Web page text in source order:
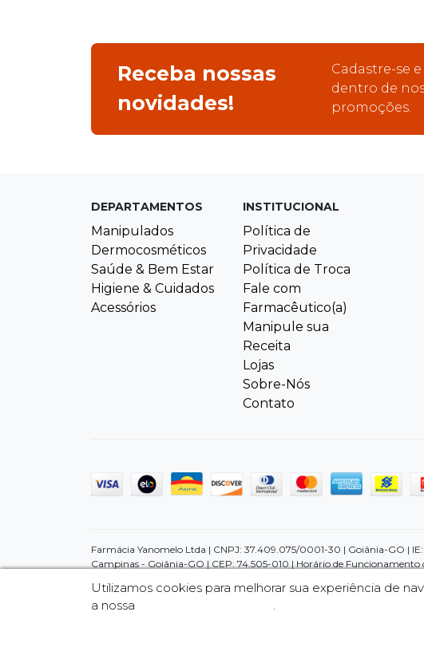
Receba nossas
novidades!
Cadastre-se
dentro de
promoções.
DEPARTAMENTOS
Manipulados
Dermocosméticos
Saúde & Bem Estar
Higiene & Cuidados
Acessórios
INSTITUCIONAL
Política de
Privacidade
Política de Troca
Fale com
Farmacêutico(a)
Manipule sua
Receita
Lojas
Sobre-Nós
Contato
Farmácia Yanomelo Ltda | CNPJ: 37.409.075/0001-30 | Goiânia-GO |
Campinas - Goiânia-GO | CEP: 74.505-010 | Horário de Funcionamento
condições a diagnosticar qualquer problema de saúde e prescrever o
através do nosso SAC (62) 3226-4141 e se preferir poderá dirigir-se a
Utilizamos cookies para melhorar sua experiência de
a nossa
.